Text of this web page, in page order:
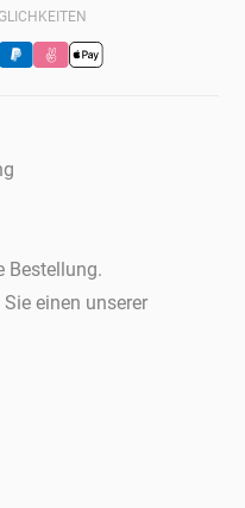
Bestellung.
einen unserer